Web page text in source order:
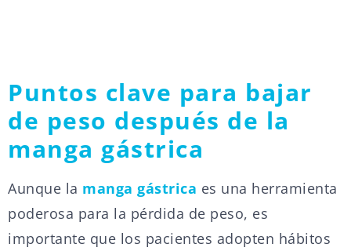
Puntos clave para bajar
de peso después de la
manga gástrica
Aunque la manga gástrica es una herramienta
poderosa para la pérdida de peso, es
importante que los pacientes adopten hábitos